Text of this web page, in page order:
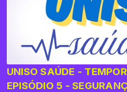
UNISO SAÚDE -
EPISÓDIO 5 -